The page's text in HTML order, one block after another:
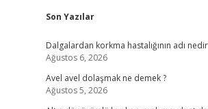
Sidebar
Son Yazılar
Dalgalardan korkma hastalığının adı
Ağustos 6, 2026
Avel avel dolaşmak ne demek ?
Ağustos 5, 2026